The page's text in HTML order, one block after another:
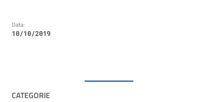
Data:
10/10/2019
CATEGORIE